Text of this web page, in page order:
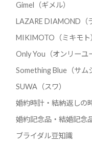
Gimel（ギメル）
LAZARE DIAMOND（
MIKIMOTO（ミキモト
Only You（オンリーユ
Something Blue（サム
SUWA（スワ）
婚約時計・結納返しの
婚約記念品・結婚記念
ブライダル豆知識